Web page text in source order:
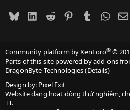
BlueskyLinkedIn
Reddit PinterestTumblr
Community platform by XenForo® ©
Parts of this site powered byadd-ons
DragonByte Technologies(Details)
Design by: Pixel Exit
Website đang hoạt động thử nghiệm,
TT.